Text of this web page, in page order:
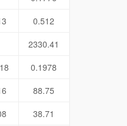
0.512
2330.41
0.1978
88.75
38.71